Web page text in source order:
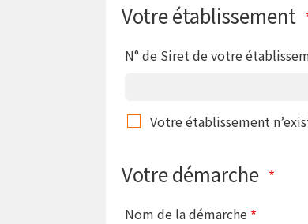
Votre établissement
N° de Siret de votre
Votre établissement
Votre démarche
Nom de la démarche